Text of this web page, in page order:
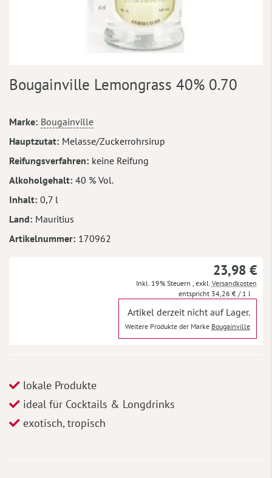
Anfang
springen
Bougainville Lemongrass 40% 0.70
Mehr
Informationen
Marke Bougainville
Hauptzutat Melasse/Zuckerrohrsirup
Reifungsverfahren keine Reifung
Alkoholgehalt 40 % Vol.
Inhalt 0,7 l
Land Mauritius
Artikelnummer 170962
23,98 €
Inkl. 19% Steuern exkl. Versandkosten
34,26 € / 1 l
Artikel derzeit nicht auf Lager.
Weitere Produkte der Marke Bougainville
lokale Produkte
ideal für Cocktails & Longdrinks
exotisch, tropisch